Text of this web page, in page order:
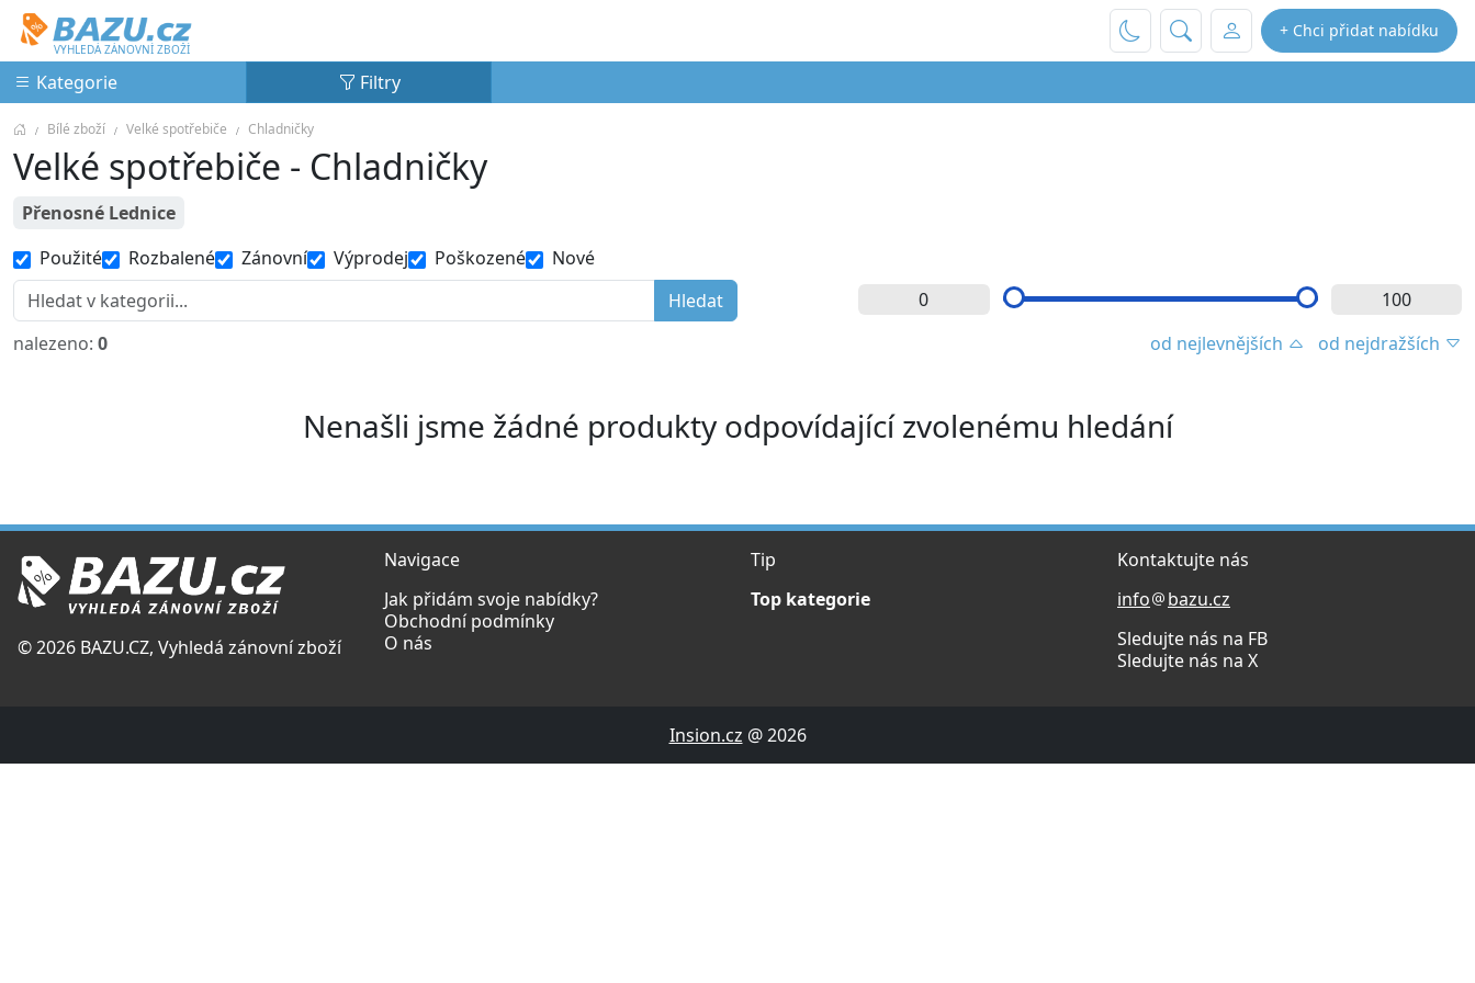
Bazu.cz
VYHLEDÁ ZÁNOVNÍ ZBOŽÍ
+ Chci přidat nabídku
Kategorie Filtry
Bílé zboží Velké spotřebiče Chladničky
Velké spotřebiče - Chladničky
Přenosné Lednice
Použité
Rozbalené Zánovní Výprodej Poškozené Nové
nalezeno: 0 od nejlevnějších od nejdražších
Nenašli jsme žádné produkty odpovídající zvolenému hledání
© 2026 BAZU.CZ, Vyhledá zánovní zboží
Navigace
Jak přidám svoje nabídky?
Obchodní podmínky
O nás
Tip
Top kategorie
Kontaktujte nás
info
bazu.cz
Sledujte nás na FB
Sledujte nás na X
Insion.cz @ 2026